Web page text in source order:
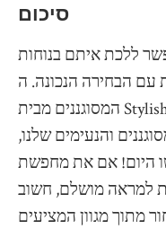
סיכום
ללכת איתם בנוחות
עם הבחירה הנכונה. ה
המסוגננים מבית Stylishbag.co.il יעזרו לך להגדיל את
והנעימים שלנו,
היום! אם את מחפשת
למראה מושלם, חשוב
מתוך מגוון המציעים